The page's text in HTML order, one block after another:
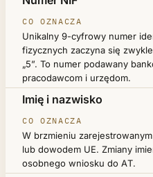
CO OZNACZA
Unikalny 9-cyfrowy numer
fizycznych zaczyna się
„5”. To numer podawany
pracodawcom i urzędom.
Imię i nazwisko
W brzmieniu
lub dowodem UE. Zmiany
osobnego wniosku do AT.